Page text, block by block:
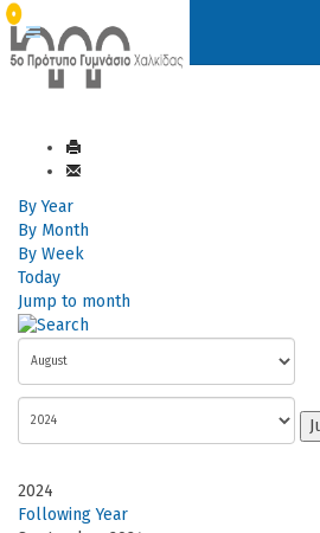
By Year
By Month
By Week
Today
Jump to month
2024
Following Year